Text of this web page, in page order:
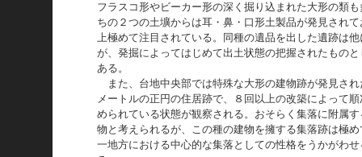
フラスコ形やビーカー形の深く掘り込まれた大形の類
ちの２つの土壙からは耳・鼻・口形土製品が発見され
上極めて注目されている。同種の遺品を出した遺跡は
が、発掘によってはじめて出土状態の把握されたもの
ある。
また、台地中央部では特殊な大形の建物跡が発見され
メートルの正円の住居跡で、８回以上の改築によって
められている状態が観察される。おそらく集落に附属
物と考えられるが、この種の建物を擁する集落跡は極
一地方における中心的な集落としての性格をうかがわ